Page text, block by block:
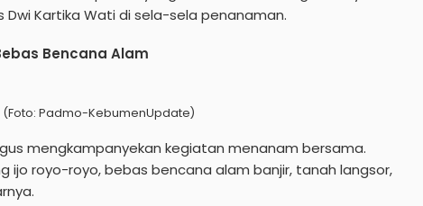
Dwi Kartika Wati di sela-sela penanaman.
Bencana Alam
Padmo-KebumenUpdate)
mengkampanyekan kegiatan menanam bersama.
ijo royo-royo, bebas bencana alam banjir, tanah langsor,